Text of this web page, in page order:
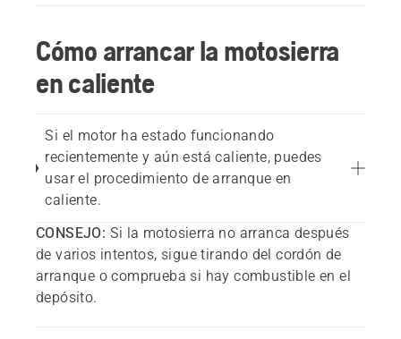
Cómo arrancar la motosierra
en caliente
Si el motor ha estado funcionando
recientemente y aún está caliente, puedes
usar el procedimiento de arranque en
caliente.
CONSEJO: Si la motosierra no arranca después
de varios intentos, sigue tirando del cordón de
arranque o comprueba si hay combustible en el
depósito.